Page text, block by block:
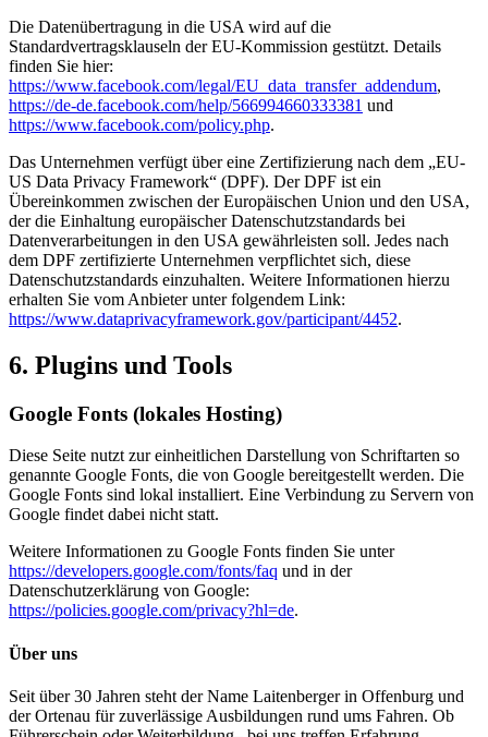
Die Datenübertragung in die USA wird auf die
Standardvertragsklauseln der EU-Kommission gestützt. Details
finden Sie hier:
https://www.facebook.com/legal/EU_data_transfer_addendum,
https://de-de.facebook.com/help/566994660333381 und
https://www.facebook.com/policy.php.
Das Unternehmen verfügt über eine Zertifizierung nach dem „EU-
US Data Privacy Framework“ (DPF). Der DPF ist ein
Übereinkommen zwischen der Europäischen Union und den USA,
der die Einhaltung europäischer Datenschutzstandards bei
Datenverarbeitungen in den USA gewährleisten soll. Jedes nach
dem DPF zertifizierte Unternehmen verpflichtet sich, diese
Datenschutzstandards einzuhalten. Weitere Informationen hierzu
erhalten Sie vom Anbieter unter folgendem Link:
https://www.dataprivacyframework.gov/participant/4452.
6. Plugins und Tools
Google Fonts (lokales Hosting)
Diese Seite nutzt zur einheitlichen Darstellung von Schriftarten so
genannte Google Fonts, die von Google bereitgestellt werden. Die
Google Fonts sind lokal installiert. Eine Verbindung zu Servern von
Google findet dabei nicht statt.
Weitere Informationen zu Google Fonts finden Sie unter
https://developers.google.com/fonts/faq und in der
Datenschutzerklärung von Google:
https://policies.google.com/privacy?hl=de.
Über uns
Seit über 30 Jahren steht der Name Laitenberger in Offenburg und
der Ortenau für zuverlässige Ausbildungen rund ums Fahren. Ob